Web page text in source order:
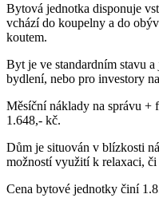
Bytová jednotka disponuje
vchází do koupelny a do
koutem.
Byt je ve standardním stavu
bydlení, nebo pro investory
Měsíční náklady na správu +
1.648,- kč.
Dům je situován v blízkosti
možností využití k relaxaci, či
Cena bytové jednotky činí